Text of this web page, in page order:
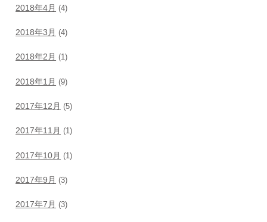
2018年4月 (4)
2018年3月 (4)
2018年2月 (1)
2018年1月 (9)
2017年12月 (5)
2017年11月 (1)
2017年10月 (1)
2017年9月 (3)
2017年7月 (3)